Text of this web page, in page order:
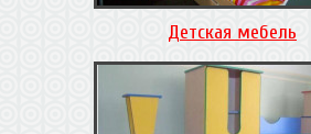
Детская мебель